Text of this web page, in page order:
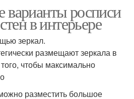
варианты росписи
в интерьере
зеркал.
размещают зеркала в
чтобы максимально
разместить большое